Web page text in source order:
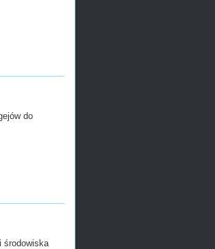
do
środowiska